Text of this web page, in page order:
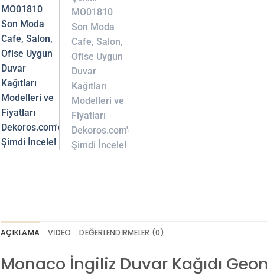
AÇIKLAMA VIDEO DEĞERLENDIRMELER (0)
Monaco İngiliz Duvar Kağıdı